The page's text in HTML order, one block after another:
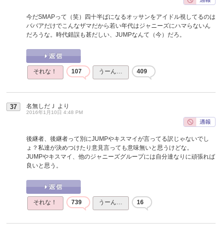
今だSMAPって（笑）四十半ばになるオッサンをアイドル視してるのは
ババアだけでこんなザマだから若い年代はジャニーズにハマらないん
だろうな。時代錯誤も甚だしい、JUMPなんて（今）だろ。
それな！ 107 うーん… 409
37 名無しだＪ より
2016年1月10日 4:48 PM
後継者、後継者って別にJUMPやキスマイが言ってる訳じゃないでし
ょ？私達が決めつけたり意見言っても意味無いと思うけどな。
JUMPやキスマイ、他のジャニーズグループには自分達なりに頑張れば
良いと思う。
それな！ 739 うーん… 16